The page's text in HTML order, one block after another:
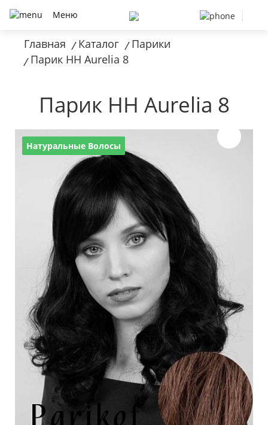
Меню
Главная / Каталог / Парики
/ Парик HH Aurelia 8
Парик HH Aurelia 8
Натуральные Волосы